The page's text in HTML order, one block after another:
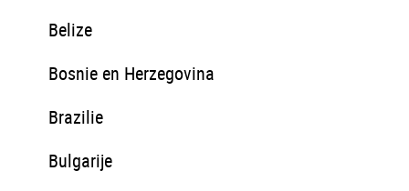
Belize
Bosnie en Herzegovina
Brazilie
Bulgarije